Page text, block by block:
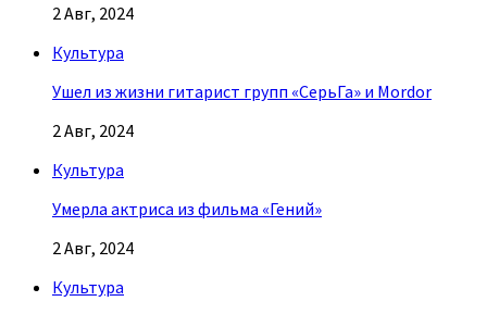
2 Авг, 2024
Культура
Ушел из жизни гитарист групп «СерьГа» и Mordor
2 Авг, 2024
Культура
Умерла актриса из фильма «Гений»
2 Авг, 2024
Культура